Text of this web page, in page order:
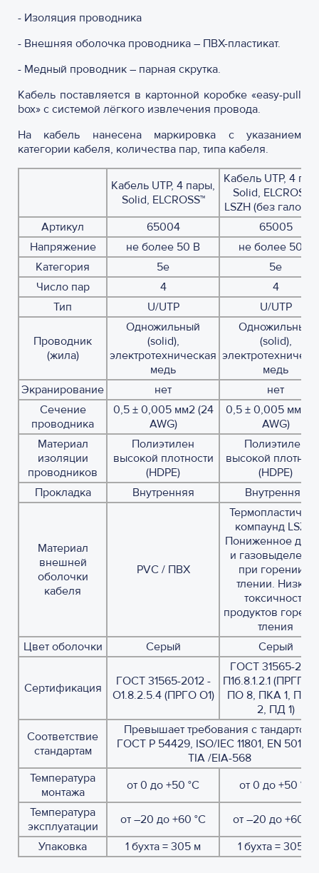
- Изоляция проводника
- Внешняя оболочка проводника – ПВХ-пластикат.
- Медный проводник – парная скрутка.
Кабель поставляется в картонной коробке «easy-pull
box» с системой лёгкого извлечения провода.
На кабель нанесена маркировка с указанием
категории кабеля, количества пар, типа кабеля.
Кабель UTP, 4 пары,
Solid, ELCROSS™
Кабель UTP, 4
Solid, ELCROSS™,
LSZH (без
Артикул
65004
65005
Напряжение
не более 50 В
не более 50 В
Категория
5е
5е
Число пар
4
4
Тип
U/UTP U/UTP
Проводник
(жила)
Одножильный
(solid),
электротехническая
медь
Одножильный
(solid),
медь
Экранирование
нет
нет
Сечение
проводника
0,5 ± 0,005 мм2 (24
AWG)
0,5 ± 0,005 мм2
AWG)
Материал
изоляции
проводников
Полиэтилен
высокой плотности
(HDPE)
Полиэтилен
высокой
(HDPE)
Прокладка
Внутренняя Внутренняя
Материал
внешней
оболочки
кабеля
PVC / ПВХ
компаунд LSZH:
Пониженное
и
при горении и
тлении. Низкая
токсичность
продуктов
тления
Цвет оболочки
Серый Серый
Сертификация
ГОСТ 31565-2012 -
О1.8.2.5.4 (ПРГО О1)
ГОСТ 31565-
П1б.8.1.2.1 (ПРГП
ПО 8, ПКА 1,
2, ПД 1)
Соответствие
стандартам
Превышает требования с тандартов:
ГОСТ Р 54429, ISO/IEC 11801, EN 50173
TIA /EIA-568
Температура
монтажа
от 0 до +50 °C
от 0 до +50 °C
Температура
эксплуатации
от –20 до +60 °C
от –20 до +60 °C
Упаковка
1 бухта = 305 м 1 бухта = 305 м